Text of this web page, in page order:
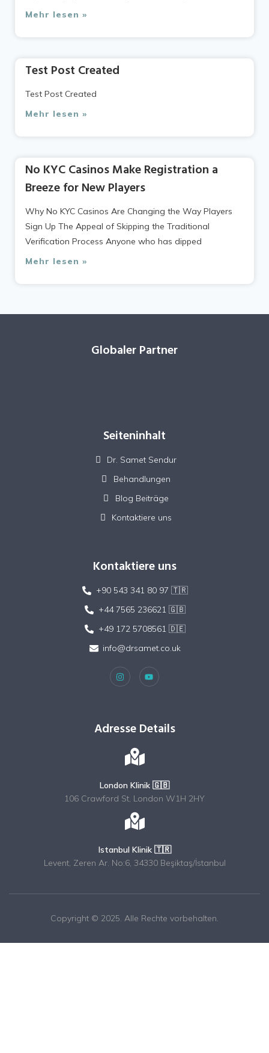
Mehr lesen »
Test Post Created
Test Post Created
Mehr lesen »
No KYC Casinos Make Registration a
Breeze for New Players
Why No KYC Casinos Are Changing the Way Players
Sign Up The Appeal of Skipping the Traditional
Verification Process Anyone who has dipped
Mehr lesen »
Globaler Partner
Seiteninhalt
Dr. Samet Sendur
Behandlungen
Blog Beiträge
Kontaktiere uns
Kontaktiere uns
+90 543 341 80 97 🇹🇷
+44 7565 236621 🇬🇧
+49 172 5708561 🇩🇪
info@drsamet.co.uk
Adresse Details
London Klinik 🇬🇧
106 Crawford St, London W1H 2HY
Istanbul Klinik 🇹🇷
Levent, Zeren Ar. No:6, 34330 Beşiktaş/İstanbul
Copyright © 2025. Alle Rechte vorbehalten.